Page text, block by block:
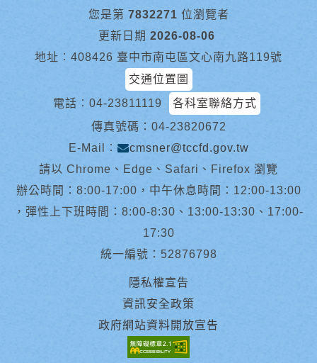
您是第 7832271 位瀏覽者
更新日期 2026-08-06
地址︰408426 臺中市南屯區文心南九路119號
交通位置圖
電話︰ 04-23811119
各科室聯絡方式
傳真號碼：04-23820672
E-Mail︰
cmsner@tccfd.gov.tw
請以 Chrome、Edge、Safari、Firefox 瀏覽
辦公時間：8:00-17:00，中午休息時間：12:00-13:00
，彈性上下班時間：8:00-8:30、13:00-13:30、17:00-
17:30
統一編號：52876798
隱私權宣告
資訊安全政策
政府網站資料開放宣告